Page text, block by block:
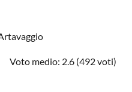
Voto medio: 2.6 (492voti)